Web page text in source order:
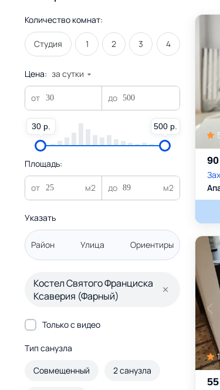
Количество комнат:
Студия 1 2 3 4
Цена: за сутки
30 р. 500 р.
Площадь:
Указать
Район Улица Ориентиры
Костел Святого Франциска
Ксаверия (Фарный)
Только с видео
Тип санузла
Совмещенный
2 санузла
90
1
55